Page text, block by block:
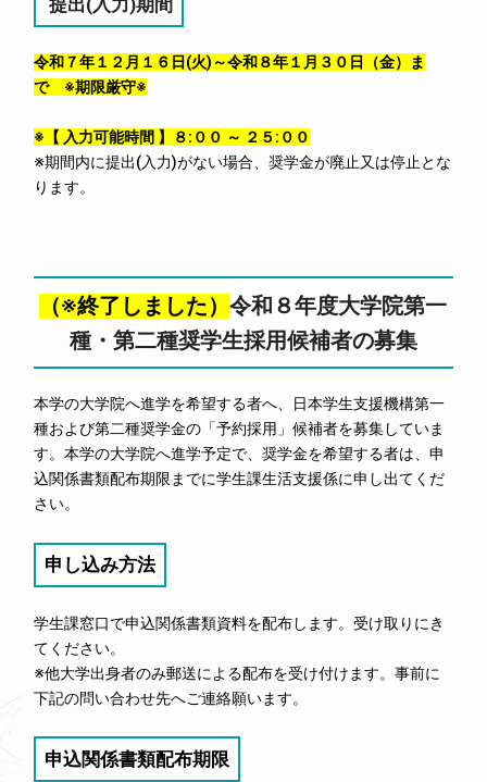
令和７年１２月１６日(火)～令和８年１月３０日（金）ま
で ※期限厳守※
※【 入力可能時間 】８:００ ～ ２５:００
※期間内に提出(入力)がない場合、奨学金が廃止又は停止とな
ります。
（※終了しました）令和８年度大学院第一
種・第二種奨学生採用候補者の募集
本学の大学院へ進学を希望する者へ、日本学生支援機構第一
種および第二種奨学金の「予約採用」候補者を募集していま
す。本学の大学院へ進学予定で、奨学金を希望する者は、申
込関係書類配布期限までに学生課生活支援係に申し出てくだ
さい。
申し込み方法
学生課窓口で申込関係書類資料を配布します。受け取りにき
てください。
※他大学出身者のみ郵送による配布を受け付けます。事前に
下記の問い合わせ先へご連絡願います。
申込関係書類配布期限